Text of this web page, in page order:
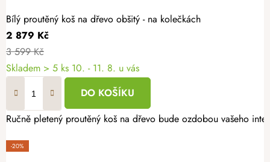
Bílý proutěný koš na dřevo obšitý - na kolečkách
2 879 Kč
3 599 Kč
Skladem > 5 ks 10. - 11. 8. u vás
DO KOŠÍKU
Ručně pletený proutěný koš na dřevo bude ozdobou vašeho
-20%